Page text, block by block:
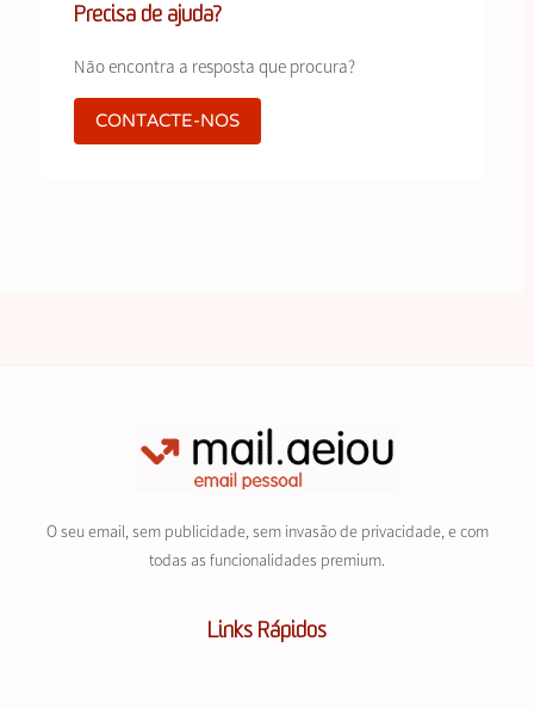
Precisa de ajuda?
Não encontra a resposta que procura?
CONTACTE-NOS
O seu email, sem publicidade, sem invasão de privacidade, e com
todas as funcionalidades premium.
Links Rápidos